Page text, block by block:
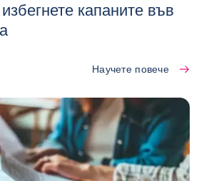
капаните във
Научете повече